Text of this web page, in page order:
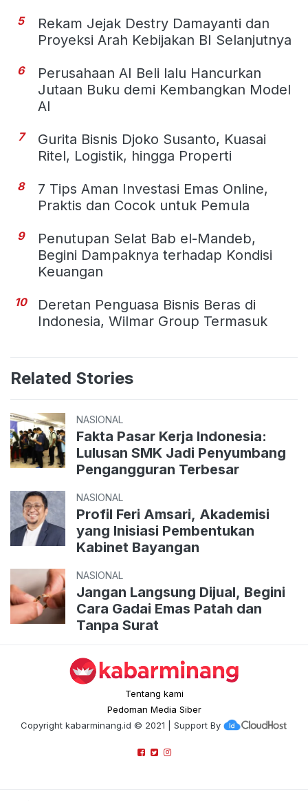
5
Rekam Jejak Destry Damayanti dan
Proyeksi Arah Kebijakan BI Selanjutnya
6
Perusahaan AI Beli lalu Hancurkan
Jutaan Buku demi Kembangkan Model
AI
7
Gurita Bisnis Djoko Susanto, Kuasai
Ritel, Logistik, hingga Properti
8
7 Tips Aman Investasi Emas Online,
Praktis dan Cocok untuk Pemula
9
Penutupan Selat Bab el-Mandeb,
Begini Dampaknya terhadap Kondisi
Keuangan
10
Deretan Penguasa Bisnis Beras di
Indonesia, Wilmar Group Termasuk
Related Stories
NASIONAL
Fakta Pasar Kerja Indonesia:
Lulusan SMK Jadi Penyumbang
Pengangguran Terbesar
NASIONAL
Profil Feri Amsari, Akademisi
yang Inisiasi Pembentukan
Kabinet Bayangan
NASIONAL
Jangan Langsung Dijual, Begini
Cara Gadai Emas Patah dan
Tanpa Surat
Tentang kami
Pedoman Media Siber
Copyright kabarminang.id © 2021 | Support By